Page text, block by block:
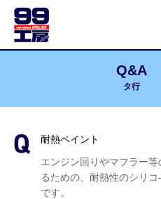
Q&A
タ行
耐熱ペイント
エンジン回りやマフラー
るための、耐熱性のシリ
です。